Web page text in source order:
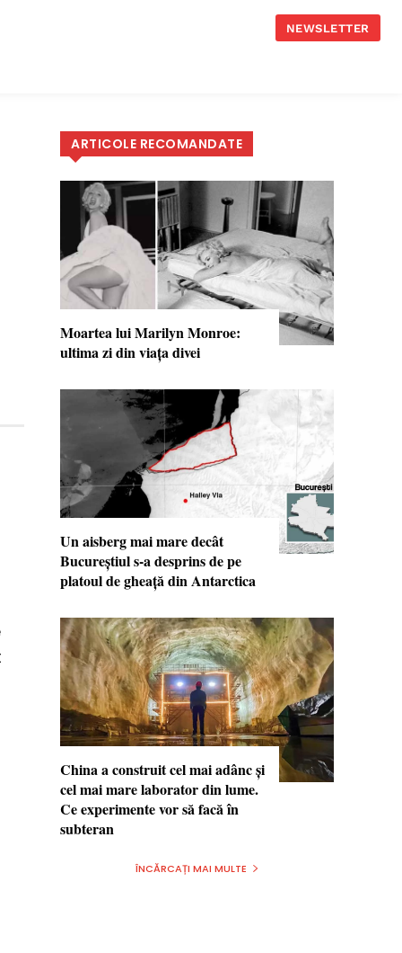
NEWSLETTER
ARTICOLE RECOMANDATE
Moartea lui Marilyn Monroe:
ultima zi din viaţa divei
Un aisberg mai mare decât
Bucureștiul s-a desprins de pe
platoul de gheață din Antarctica
China a construit cel mai adânc și
cel mai mare laborator din lume.
Ce experimente vor să facă în
subteran
ÎNCĂRCAȚI MAI MULTE